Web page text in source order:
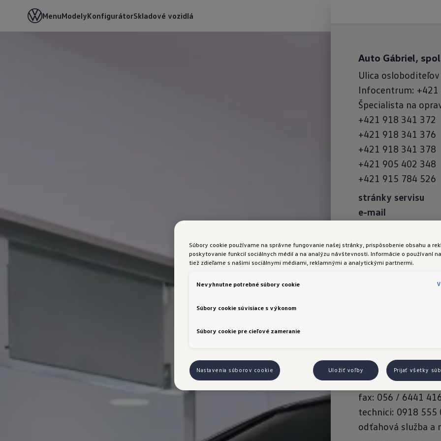
MenuModelyKonfigurátorSkladové vozidlá
Auto Gábriel,
Ulica
Infocentrum: +421
Špecialista na
+421 918 341 372
+421 918 341 376
+421 918 341 378
+421 905 402 348
+421 915 784 526
stránky servisu
e-mail
DS - CAR, s. r. o.
Istvána Gyurcsóa
fax: 031/ 5910222
Hviezdoslavova
tel.: 056 / 6441
fax: 056 / 6441
technici: 0918 555
odťahová služba a
Súbory cookie používame na správne fungovanie našej stránky, prispôsobenie obsahu a
poskytovanie funkcií sociálnych médií a na analýzu návštevnosti. Informácie o používaní
tiež zdieľame s našimi sociálnymi médiami, reklamnými a analytickými partnermi.
Nevyhnutne potrebné súbory cookie
Súbory cookie súvisiace s výkonom
Súbory cookie pre cieľové zameranie
Nastavenia súborov cookie Uložiť voľby Prijať všetky